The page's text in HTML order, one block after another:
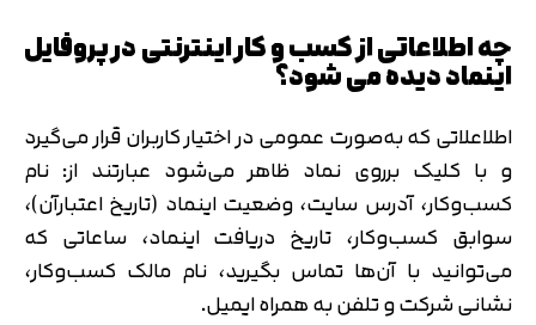
چه اطلاعاتی از کسب و کار اینترنتی در پروفایل
اینماد دیده‌ می شود؟
اطلاعلاتی که به‌صورت عمومی در اختیار کاربران قرار می‌گیرد
و با کلیک برروی نماد ظاهر می‌شود عبارتند از: نام
کسب‌وکار، آدرس سایت، وضعیت اینماد (تاریخ اعتبارآن)،
سوابق کسب‌وکار، تاریخ دریافت اینماد، ساعاتی که
می‌توانید با آن‌ها تماس بگیرید، نام مالک کسب‌وکار،
نشانی شرکت و تلفن به‌ همراه ایمیل.